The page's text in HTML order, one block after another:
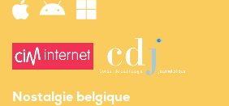
Nostalgie belgique